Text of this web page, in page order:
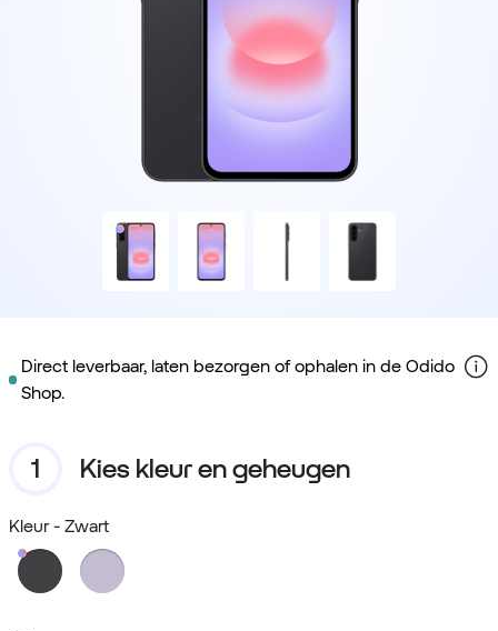
Direct leverbaar, laten bezorgen of ophalen in de Odido
Shop.
Kies kleur en geheugen
Kleur - Zwart